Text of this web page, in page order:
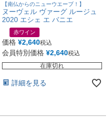
【南仏からのニューウエーブ！】
ヌーヴェル ヴァーグ ルージュ
2020 エシェ エ バニエ
赤ワイン
価格 ¥2,640税込
会員特別価格 ¥2,640税込
在庫切れ
詳細を見る